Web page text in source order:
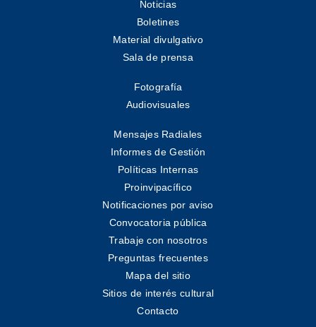
Noticias
Boletines
Material divulgativo
Sala de prensa
Fotografía
Audiovisuales
Mensajes Radiales
Informes de Gestión
Políticas Internas
Proinvipacífico
Notificaciones por aviso
Convocatoria pública
Trabaje con nosotros
Preguntas frecuentes
Mapa del sitio
Sitios de interés cultural
Contacto